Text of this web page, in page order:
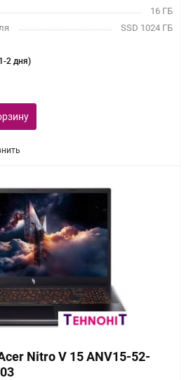
16 ГБ
SSD 1024 ГБ
2 дня)
Nitro V 15 ANV15-52-